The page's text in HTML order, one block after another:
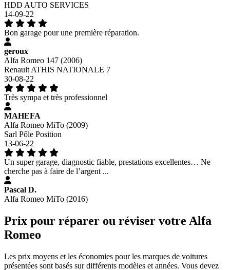
HDD AUTO SERVICES
14-09-22
Bon garage pour une première réparation.
geroux
Alfa Romeo 147 (2006)
Renault ATHIS NATIONALE 7
30-08-22
Très sympa et très professionnel
MAHEFA
Alfa Romeo MiTo (2009)
Sarl Pôle Position
13-06-22
Un super garage, diagnostic fiable, prestations excellentes… Ne
cherche pas à faire de l’argent ...
Pascal D.
Alfa Romeo MiTo (2016)
Prix pour réparer ou réviser votre Alfa
Romeo
Les prix moyens et les économies pour les marques de voitures
présentées sont basés sur différents modèles et années. Vous devez